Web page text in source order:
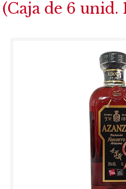
(Caja de 6 unid.